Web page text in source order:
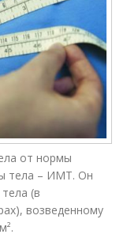
от нормы
тела – ИМТ. Он
(в
возведенному